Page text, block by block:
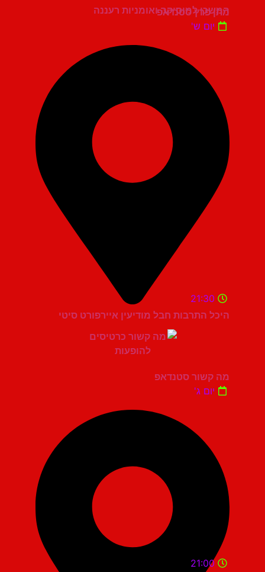
המשכן למוסיקה ואומניות רעננה
מתן פרץ סטנדאפ
יום ש'
היכל התרבות חבל מודיעין איירפורט סיטי
21:30
מה קשור סטנדאפ
יום ג'
21:00